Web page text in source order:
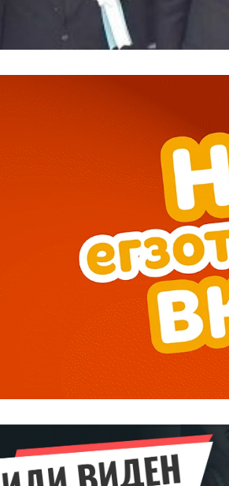
plans
$100 / yearplaceholder